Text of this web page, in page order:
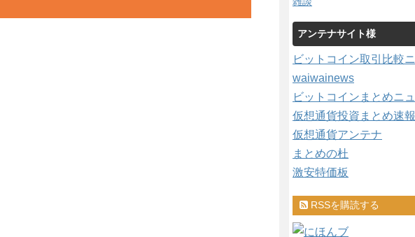
アンテナサイト様
ビットコイン取引比較
waiwainews
ビットコインまとめニ
仮想通貨投資まとめ速
仮想通貨アンテナ
まとめの杜
激安特価板
RSSを購読する